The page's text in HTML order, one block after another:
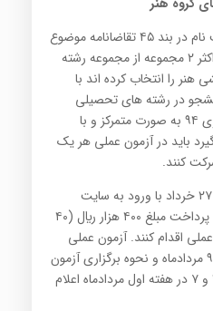
داوطلبانی که در زمان ثبت نام در بند ۴۵ تقاضانامه موضوع
علاقمندی به یک و یا حداکثر ۲ مجموعه از مجموعه رشته
را انتخاب کرده اند با
در رشته های تحصیلی
مورد نظر در آزمون سراسری ۹۴ به صورت متمرکز و با
باید در آزمون عملی هر یک
کنند.
این داوطلبان باید از ۱۷ تا ۲۷ خرداد با ورود به سایت
سازمان سنجش نسبت به پرداخت مبلغ ۴۰۰ هزار ريال (۴۰
اقدام کنند. آزمون عملی
مجموعه های ۱، ۲ و ۳ در ۹ مردادماه و نحوه برگزاری آزمون
عملی مجموعه های ۴،۵،۶ و ۷ در هفته اول مردادماه اعلام